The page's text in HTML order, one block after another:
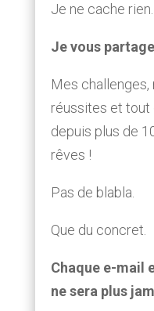
Je ne cache rien.
Je vous
Mes
réussites et tout
depuis plus de
rêves !
Pas de blabla.
Que du concret.
Chaque e-mail
ne sera plus